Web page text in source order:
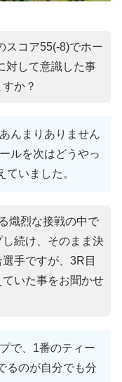
スコア55(-8)でホー
対して意識した事
か？
んまりありません
ルを次はどうやっ
いました。
熾烈な接戦の中で
し続け、そのまま決
手ですが、3R目
いた事をお聞かせ
で、1番のティー
るのが自分でも分